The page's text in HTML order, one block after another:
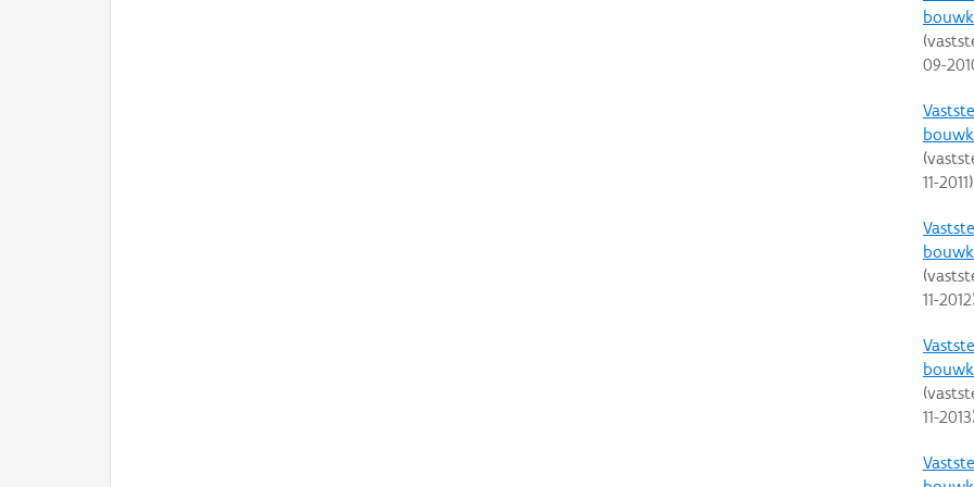
09-
11-2011)
11-2012
11-2013